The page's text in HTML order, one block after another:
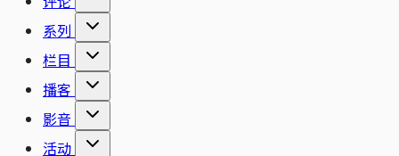
系列
栏目
播客
影音
活动